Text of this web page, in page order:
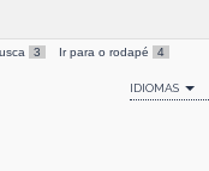
3 Ir para o rodapé 4
IDIOMAS